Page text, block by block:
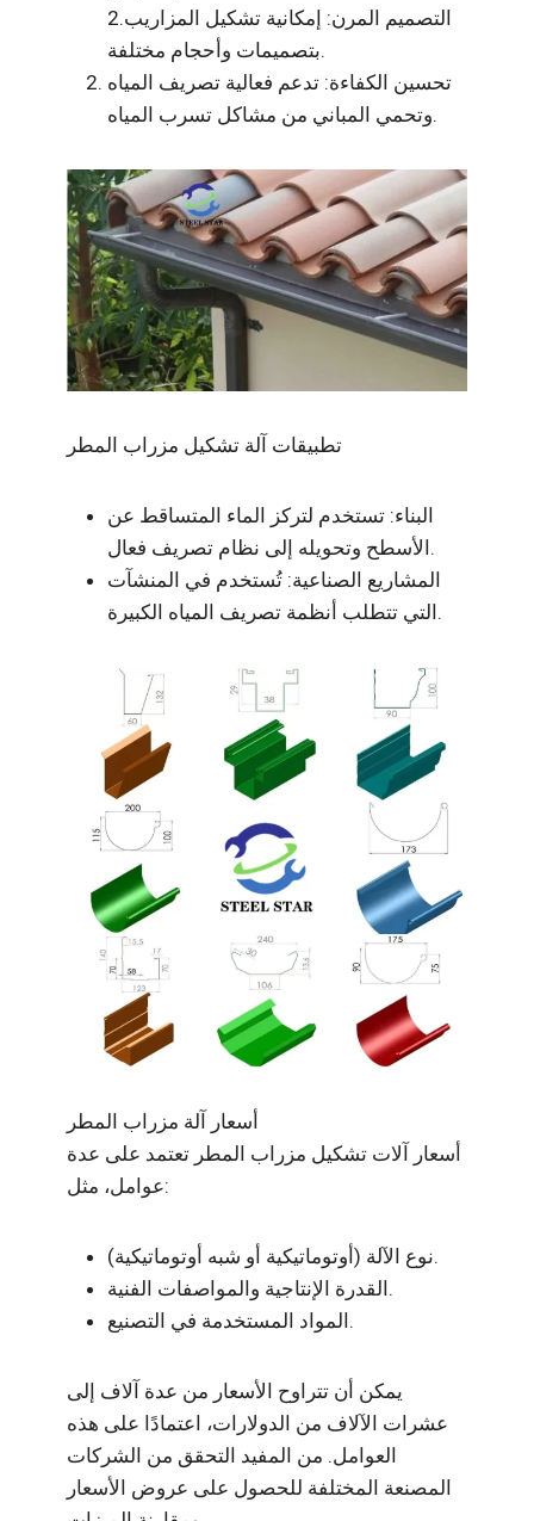
2.التصميم المرن: إمكانية تشكيل المزاريب
بتصميمات وأحجام مختلفة.
تحسين الكفاءة: تدعم فعالية تصريف المياه
وتحمي المباني من مشاكل تسرب المياه.
تطبيقات آلة تشكيل مزراب المطر
البناء: تستخدم لتركز الماء المتساقط عن
الأسطح وتحويله إلى نظام تصريف فعال.
المشاريع الصناعية: تُستخدم في المنشآت
التي تتطلب أنظمة تصريف المياه الكبيرة.
أسعار آلة مزراب المطر
أسعار آلات تشكيل مزراب المطر تعتمد على عدة
عوامل، مثل:
نوع الآلة (أوتوماتيكية أو شبه أوتوماتيكية).
القدرة الإنتاجية والمواصفات الفنية.
المواد المستخدمة في التصنيع.
يمكن أن تتراوح الأسعار من عدة آلاف إلى
عشرات الآلاف من الدولارات، اعتمادًا على هذه
العوامل. من المفيد التحقق من الشركات
المصنعة المختلفة للحصول على عروض الأسعار